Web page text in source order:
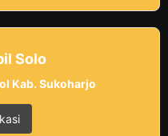
Solo
Kab. Sukoharjo